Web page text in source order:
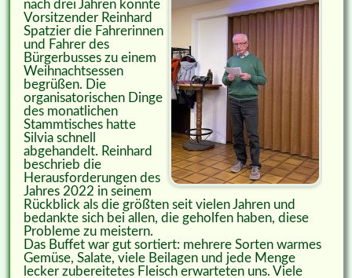
nach drei Jahren konnte
Vorsitzender Reinhard
Spatzier die Fahrerinnen
und Fahrer des
Bürgerbusses zu einem
Weihnachtsessen
begrüßen. Die
organisatorischen Dinge
des monatlichen
Stammtisches hatte
Silvia schnell
abgehandelt. Reinhard
beschrieb die
Herausforderungen des
Jahres 2022 in seinem
Rückblick als die größten seit vielen Jahren und
bedankte sich bei allen, die geholfen haben, diese
Probleme zu meistern.
Das Buffet war gut sortiert: mehrere Sorten warmes
Gemüse, Salate, viele Beilagen und jede Menge
lecker zubereitetes Fleisch erwarteten uns. Viele